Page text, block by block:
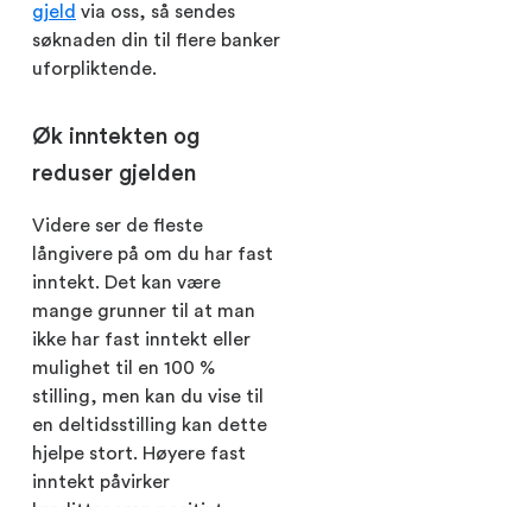
gjeld via oss, så sendes
søknaden din til flere banker
uforpliktende.
Øk inntekten og
reduser gjelden
Videre ser de fleste
långivere på om du har fast
inntekt. Det kan være
mange grunner til at man
ikke har fast inntekt eller
mulighet til en 100 %
stilling, men kan du vise til
en deltidsstilling kan dette
hjelpe stort. Høyere fast
inntekt påvirker